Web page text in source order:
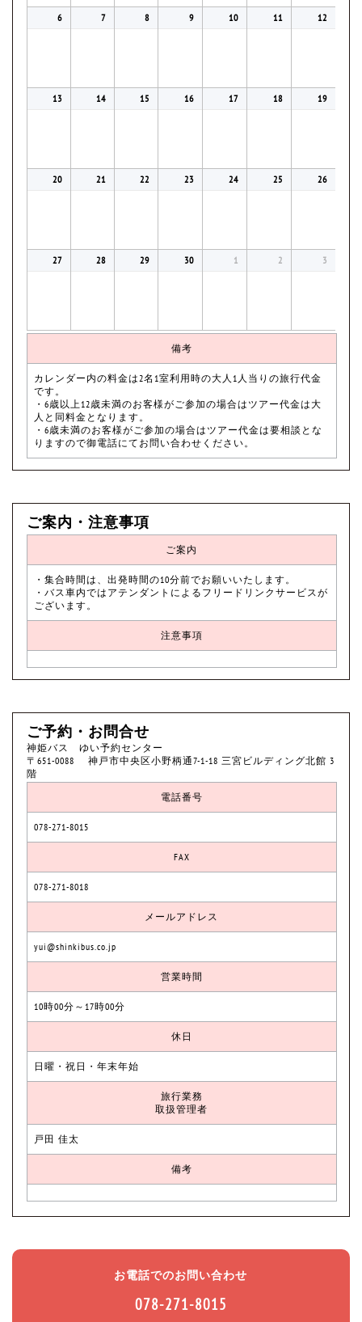
6 7 8 9 10 11 12
13 14 15 16 17 18 19
20 21 22 23 24 25 26
27 28 29 30 1 2 3
備考
カレンダー内の料金は2名1室利用時の大人1人当りの旅行代金
です。
・6歳以上12歳未満のお客様がご参加の場合はツアー代金は大
人と同料金となります。
・6歳未満のお客様がご参加の場合はツアー代金は要相談とな
りますので御電話にてお問い合わせください。
ご案内・注意事項
ご案内
・集合時間は、出発時間の10分前でお願いいたします。
・バス車内ではアテンダントによるフリードリンクサービスが
ございます。
注意事項
ご予約・お問合せ
神姫バス ゆい予約センター
〒651-0088 神戸市中央区小野柄通7-1-18 三宮ビルディング北館 3
階
電話番号
078-271-8015
FAX
078-271-8018
メールアドレス
yui@shinkibus.co.jp
営業時間
10時00分～17時00分
休日
日曜・祝日・年末年始
旅行業務
取扱管理者
戸田 佳太
備考
お電話でのお問い合わせ
078-271-8015